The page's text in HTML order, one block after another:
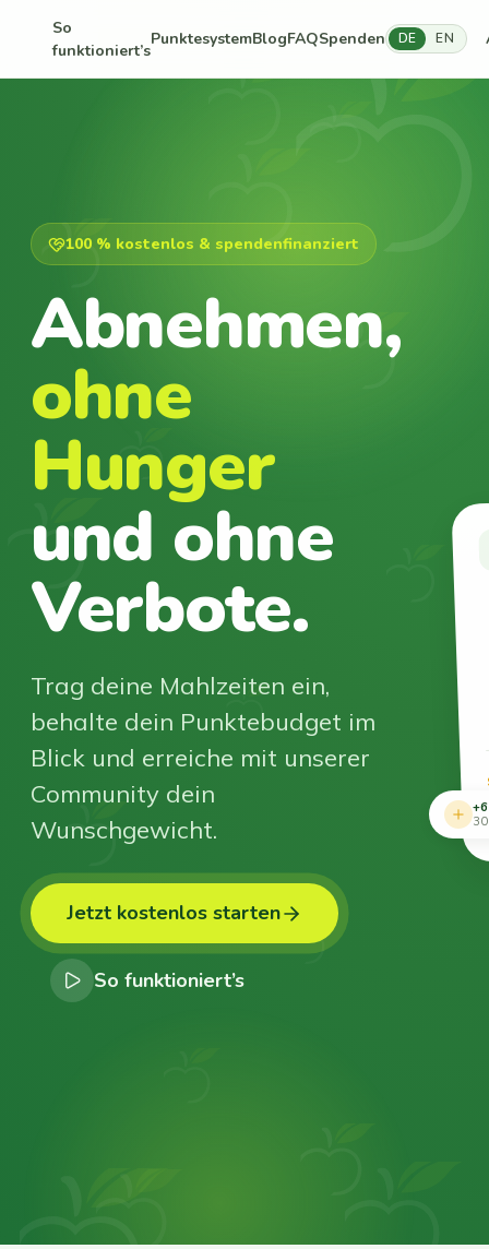
So
funktioniert’s
PunktesystemBlogFAQSpenden DE EN
100 % kostenlos & spendenfinanziert
Abnehmen,
ohne
Hunger
und ohne
Verbote.
Trag deine Mahlzeiten ein,
behalte dein Punktebudget im
Blick und erreiche mit unserer
Community dein
Wunschgewicht.
Jetzt kostenlos starten
So funktioniert’s